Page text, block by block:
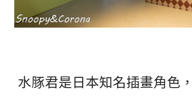
水豚君是日本知名插畫角色